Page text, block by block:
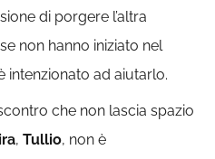
di porgere l’altra
non hanno iniziato nel
intenzionato ad aiutarlo.
che non lascia spazio
,Tullio, non è